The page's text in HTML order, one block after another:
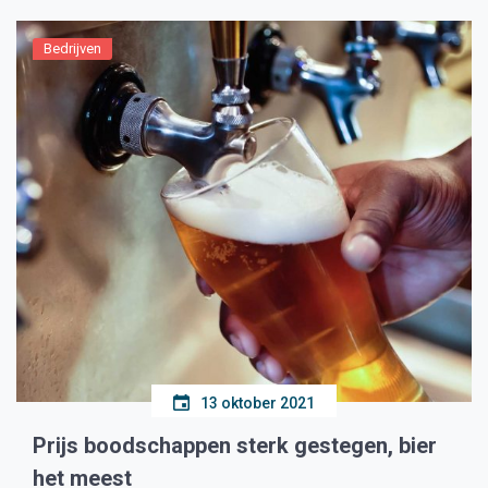
Bedrijven
13 oktober 2021
Prijs boodschappen sterk gestegen, bier
het meest